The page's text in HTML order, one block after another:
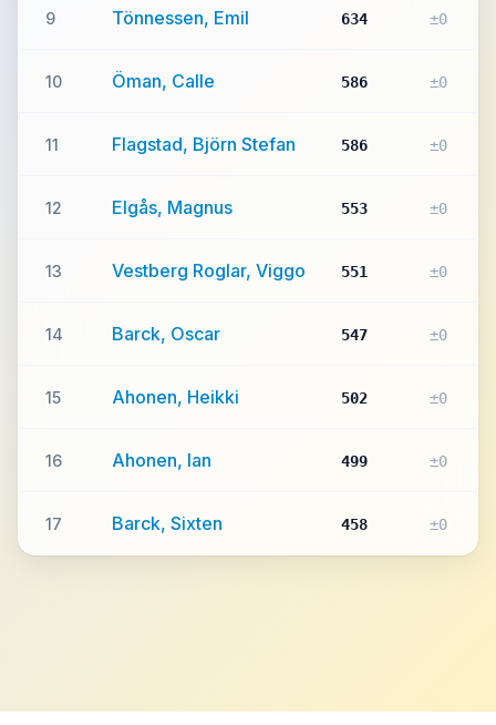
9 Tönnessen, Emil 634 ±0
10 Öman, Calle 586 ±0
11 Flagstad, Björn Stefan 586 ±0
12 Elgås, Magnus 553 ±0
13 Vestberg Roglar, Viggo 551 ±0
14 Barck, Oscar 547 ±0
15 Ahonen, Heikki 502 ±0
16 Ahonen, Ian 499 ±0
17 Barck, Sixten 458 ±0